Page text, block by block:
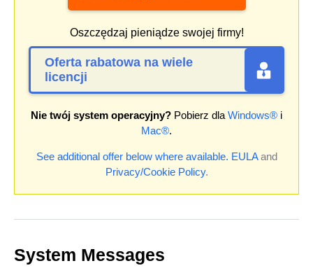
Oszczędzaj pieniądze swojej firmy!
Oferta rabatowa na wiele
licencji
Nie twój system operacyjny? Pobierz dla Windows® i
Mac®.
See additional offer below where available. EULAand
Privacy/Cookie Policy.
System Messages